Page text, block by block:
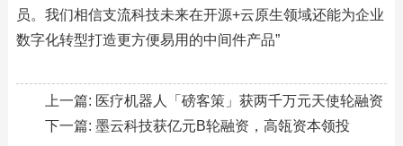
员。我们相信支流科技未来在开源+云原生领域还能为企业
数字化转型打造更方便易用的中间件产品”
上一篇: 医疗机器人「磅客策」获两千万元天使轮融资
下一篇: 墨云科技获亿元B轮融资，高瓴资本领投